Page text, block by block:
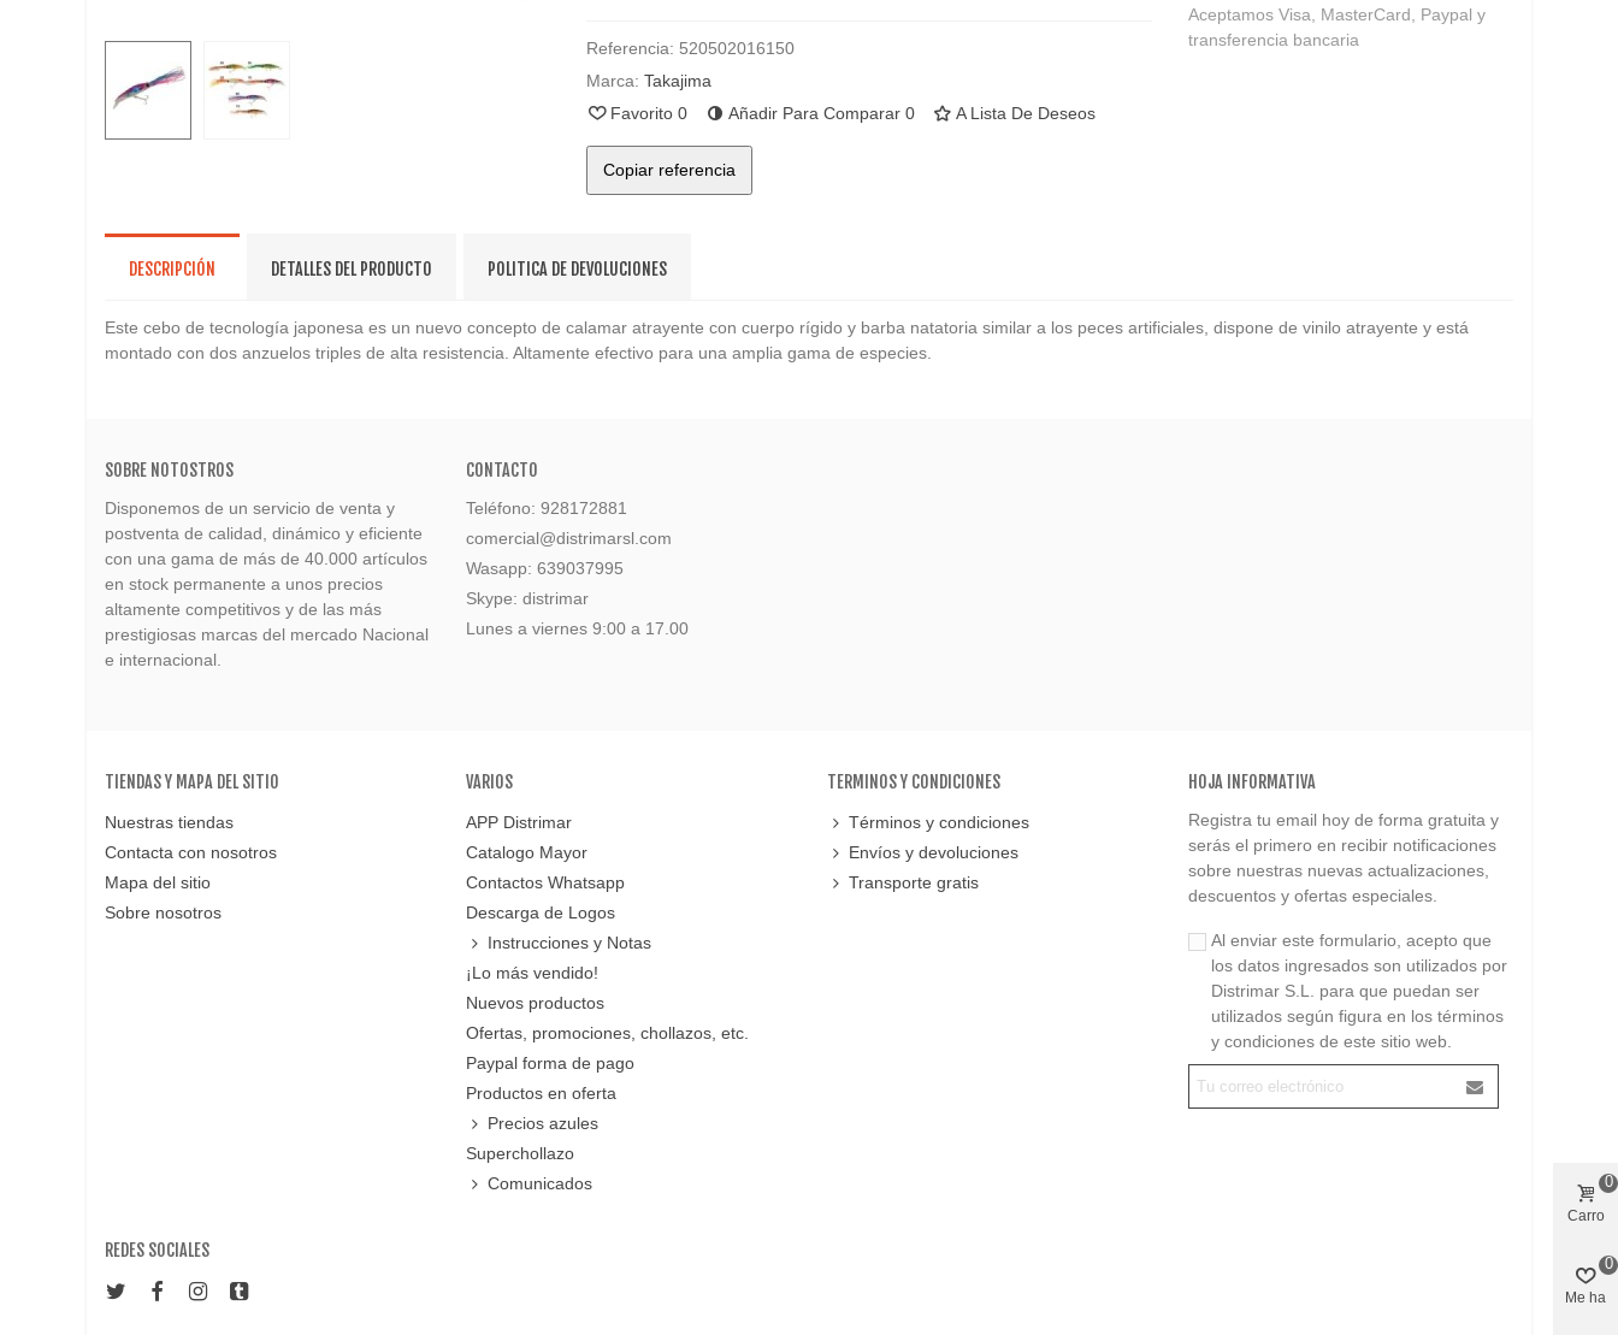
Referencia: 520502016150
Marca: Takajima
Favorito 0 Añadir Para Comparar 0 A Lista De Deseos
Copiar referencia
Aceptamos Visa, MasterCard, Paypal y
transferencia bancaria
DESCRIPCIÓN DETALLES DEL PRODUCTO POLITICA DE DEVOLUCIONES
Este cebo de tecnología japonesa es un nuevo concepto de calamar atrayente con cuerpo rígido y barba natatoria similar a los peces artificiales, dispone de vinilo atrayente y está
montado con dos anzuelos triples de alta resistencia. Altamente efectivo para una amplia gama de especies.
SOBRE NOTOSTROS
Disponemos de un servicio de venta y
postventa de calidad, dinámico y eficiente
con una gama de más de 40.000 artículos
en stock permanente a unos precios
altamente competitivos y de las más
prestigiosas marcas del mercado Nacional
e internacional.
CONTACTO
Teléfono: 928172881
comercial@distrimarsl.com
Wasapp: 639037995
Skype: distrimar
Lunes a viernes 9:00 a 17.00
TIENDAS Y MAPA DEL SITIO
Nuestras tiendas
Contacta con nosotros
Mapa del sitio
Sobre nosotros
VARIOS
APP Distrimar
Catalogo Mayor
Contactos Whatsapp
Descarga de Logos
Instrucciones y Notas
¡Lo más vendido!
Nuevos productos
Ofertas, promociones, chollazos, etc.
Paypal forma de pago
Productos en oferta
Precios azules
Superchollazo
Comunicados
TERMINOS Y CONDICIONES
Términos y condiciones
Envíos y devoluciones
Transporte gratis
HOJA INFORMATIVA
Registra tu email hoy de forma gratuita y
serás el primero en recibir notificaciones
sobre nuestras nuevas actualizaciones,
descuentos y ofertas especiales.
Al enviar este formulario, acepto que
los datos ingresados son utilizados por
Distrimar S.L. para que puedan ser
utilizados según figura en los términos
y condiciones de este sitio web.
REDES SOCIALES
Carro
0
Me ha
0